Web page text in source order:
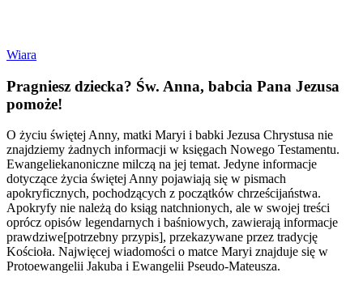
Wiara
Pragniesz dziecka? Św. Anna, babcia Pana Jezusa
pomoże!
O życiu świętej Anny, matki Maryi i babki Jezusa Chrystusa nie
znajdziemy żadnych informacji w księgach Nowego Testamentu.
Ewangeliekanoniczne milczą na jej temat. Jedyne informacje
dotyczące życia świętej Anny pojawiają się w pismach
apokryficznych, pochodzących z początków chrześcijaństwa.
Apokryfy nie należą do ksiąg natchnionych, ale w swojej treści
oprócz opisów legendarnych i baśniowych, zawierają informacje
prawdziwe[potrzebny przypis], przekazywane przez tradycję
Kościoła. Najwięcej wiadomości o matce Maryi znajduje się w
Protoewangelii Jakuba i Ewangelii Pseudo-Mateusza.